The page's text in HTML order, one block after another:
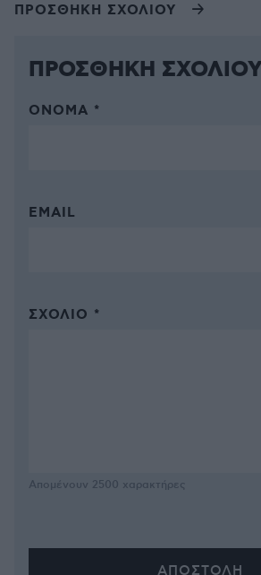
ΠΡΟΣΘΗΚΗ ΣΧΟΛΙΟΥ
ΠΡΟΣΘΗΚΗ ΣΧΟΛΙΟΥ
ΌΝΟΜΑ *
EMAIL
ΣΧΌΛΙΟ *
Απομένουν 2500 χαρακτήρες